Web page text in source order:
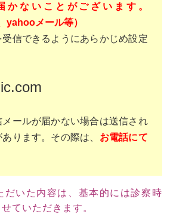
かないことがございます。
yahooメール等）
受信できるようにあらかじめ設定
ールが届かない場合は送信され
ります。その際は、 お電話にて
だいた内容は、基本的には診察時
ていただきます。